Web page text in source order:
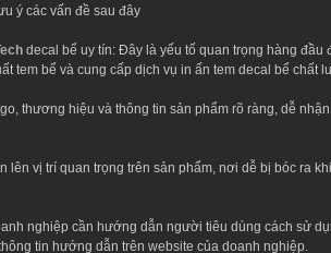
ý các vấn đề sau đây
decal bể uy tín: Đây là yếu tố quan trọng hàng đầu
tem bể và cung cấp dịch vụ in ấn tem decal bể chất
thương hiệu và thông tin sản phẩm rõ ràng, dễ
lên vị trí quan trọng trên sản phẩm, nơi dễ bị bóc ra
nghiệp cần hướng dẫn người tiêu dùng cách sử
tin hướng dẫn trên website của doanh nghiệp.